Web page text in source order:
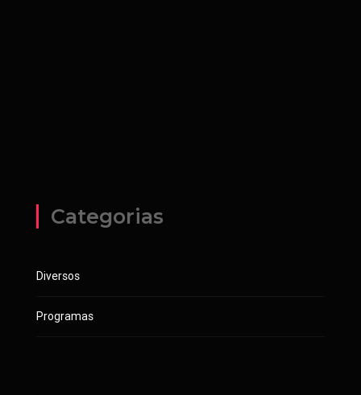
Categorias
Diversos
Programas